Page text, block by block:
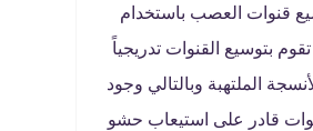
قنوات العصب باستخدام
بتوسيع القنوات تدريجياً
الملتهبة وبالتالي وجود
قادر على استيعاب حشو